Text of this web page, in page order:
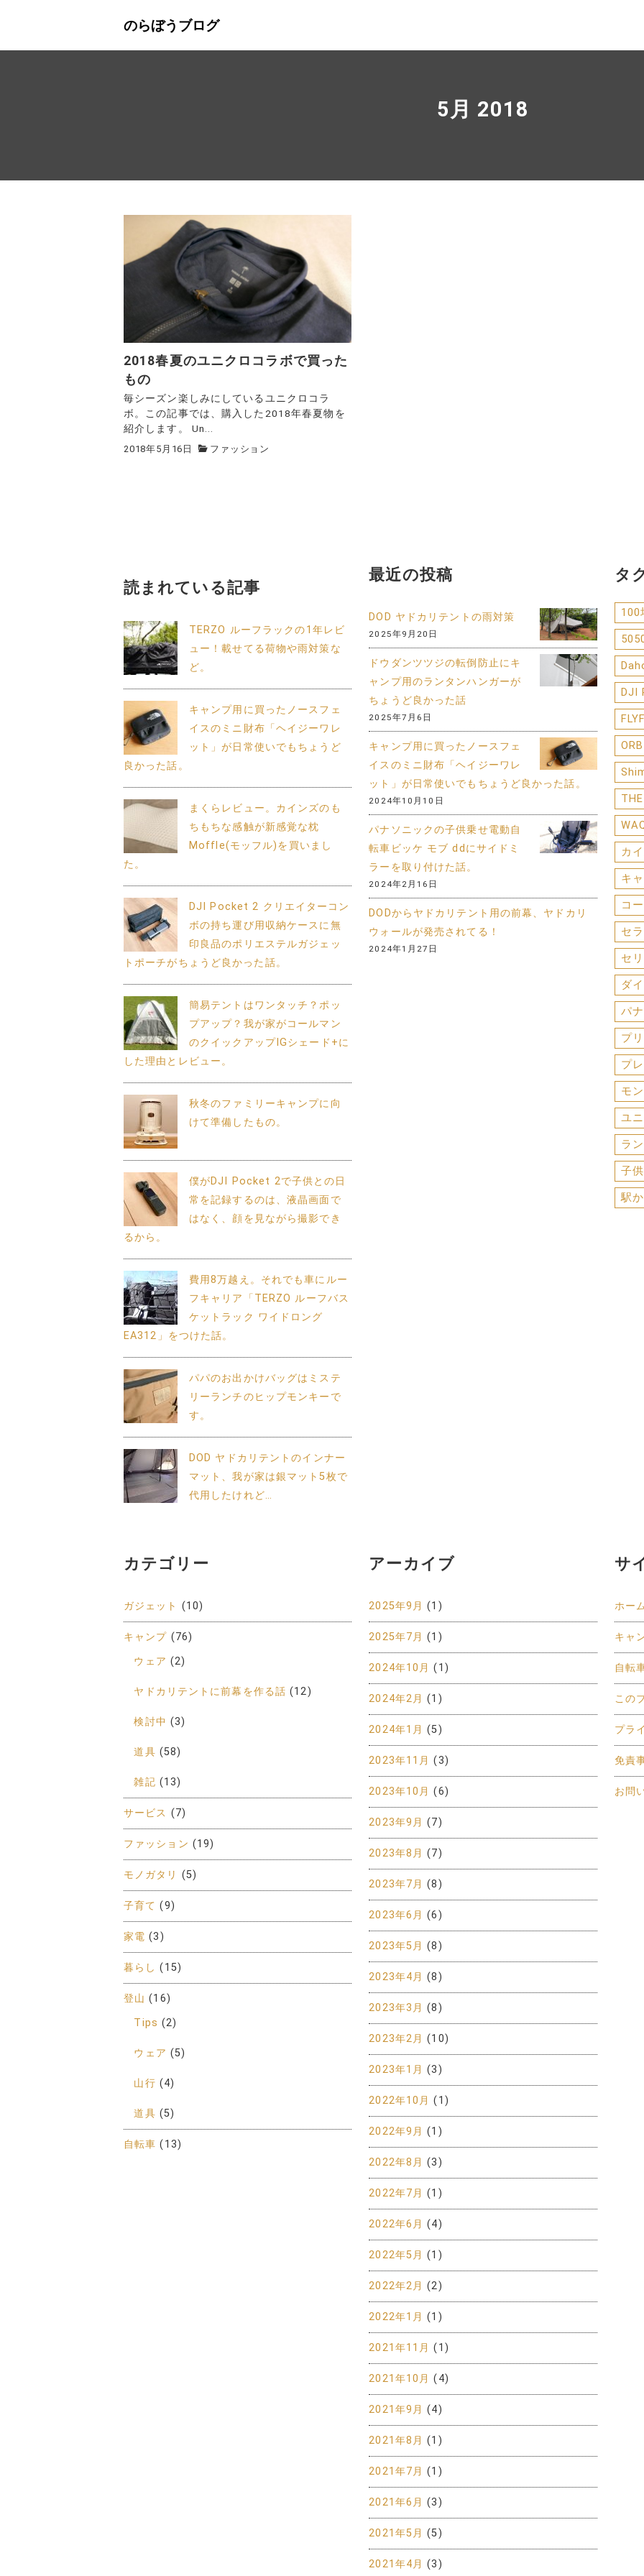
のらぼうブログ
5月 2018
2018春夏のユニクロコラボで買った
もの
毎シーズン楽しみにしているユニクロコラ
ボ。この記事では、購入した2018年春夏物を
紹介します。 Un...
2018年5月16日 ファッション
読まれている記事
TERZO ルーフラックの1年レビ
ュー！載せてる荷物や雨対策な
ど。
キャンプ用に買ったノースフェ
イスのミニ財布「ヘイジーワレ
ット」が日常使いでもちょうど
良かった話。
まくらレビュー。カインズのも
ちもちな感触が新感覚な枕
Moffle(モッフル)を買いまし
た。
DJI Pocket 2 クリエイターコン
ボの持ち運び用収納ケースに無
印良品のポリエステルガジェッ
トポーチがちょうど良かった話。
簡易テントはワンタッチ？ポッ
プアップ？我が家がコールマン
のクイックアップIGシェード+に
した理由とレビュー。
秋冬のファミリーキャンプに向
けて準備したもの。
僕がDJI Pocket 2で子供との日
常を記録するのは、液晶画面で
はなく、顔を見ながら撮影でき
るから。
費用8万越え。それでも車にルー
フキャリア「TERZO ルーフバス
ケットラック ワイドロング
EA312」をつけた話。
パパのお出かけバッグはミステ
リーランチのヒップモンキーで
す。
DOD ヤドカリテントのインナー
マット、我が家は銀マット5枚で
代用したけれど…
最近の投稿
DOD ヤドカリテントの雨対策
2025年9月20日
ドウダンツツジの転倒防止にキ
ャンプ用のランタンハンガーが
ちょうど良かった話
2025年7月6日
キャンプ用に買ったノースフェ
イスのミニ財布「ヘイジーワレ
ット」が日常使いでもちょうど良かった話。
2024年10月10日
パナソニックの子供乗せ電動自
転車ビッケ モブ ddにサイドミ
ラーを取り付けた話。
2024年2月16日
DODからヤドカリテント用の前幕、ヤドカリ
ウォールが発売されてる！
2024年1月27日
タ
100
DJI
カ
キ
コ
セ
セ
ダ
パ
プ
プ
モ
ユ
ラ
子
駅
カテゴリー
ガジェット (10)
キャンプ (76)
ウェア (2)
ヤドカリテントに前幕を作る話 (12)
検討中 (3)
道具 (58)
雑記 (13)
サービス (7)
ファッション (19)
モノガタリ (5)
子育て (9)
家電 (3)
暮らし (15)
登山 (16)
Tips (2)
ウェア (5)
山行 (4)
道具 (5)
自転車 (13)
アーカイブ
2025年9月 (1)
2025年7月 (1)
2024年10月 (1)
2024年2月 (1)
2024年1月 (5)
2023年11月 (3)
2023年10月 (6)
2023年9月 (7)
2023年8月 (7)
2023年7月 (8)
2023年6月 (6)
2023年5月 (8)
2023年4月 (8)
2023年3月 (8)
2023年2月 (10)
2023年1月 (3)
2022年10月 (1)
2022年9月 (1)
2022年8月 (3)
2022年7月 (1)
2022年6月 (4)
2022年5月 (1)
2022年2月 (2)
2022年1月 (1)
2021年11月 (1)
2021年10月 (4)
2021年9月 (4)
2021年8月 (1)
2021年7月 (1)
2021年6月 (3)
2021年5月 (5)
2021年4月 (3)
サ
ホー
キャ
自転
この
プラ
免責
お問